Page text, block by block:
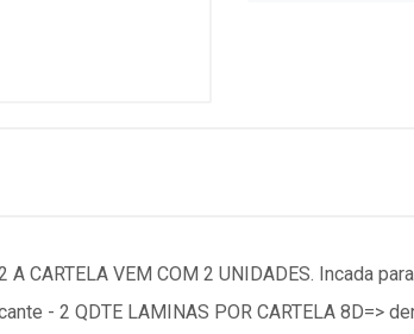
CARTELA VEM COM 2 UNIDADES. Incada
- 2 QDTE LAMINAS POR CARTELA 8D=>